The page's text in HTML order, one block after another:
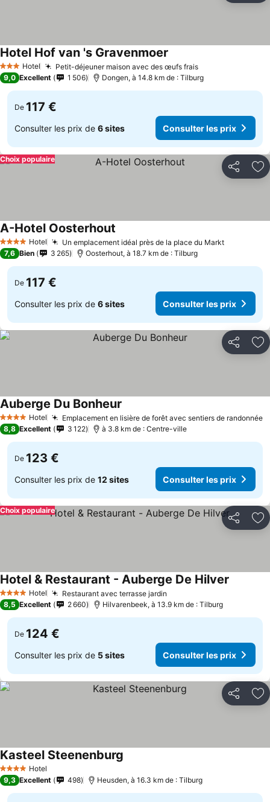
3 ÉtoilesHotel Petit-déjeuner maison avec des œufs frais
Hotel Hof van 's Gravenmoer
9,0 Excellent 1 506 Dongen, à 14.8 km de : Tilburg
De 117 €
Consulter les prix de 6 sites Consulter les prix
Partager
Choix populaire
4 Étoiles Hotel Un emplacement idéal près de la place du Markt
A-Hotel Oosterhout
7,6 Bien 3 265 Oosterhout, à 18.7 km de : Tilburg
De 117 €
Consulter les prix de 6 sites Consulter les prix
Partager
4 Étoiles Hotel Emplacement en lisière de forêt avec sentiers de randonnée
Auberge Du Bonheur
8,8 Excellent 3 122 à 3.8 km de : Centre-ville
De 123 €
Consulter les prix de 12 sites Consulter les prix
Partager
Choix populaire
4 Étoiles Hotel Restaurant avec terrasse jardin
Hotel & Restaurant - Auberge De Hilver
8,5 Excellent 2 660 Hilvarenbeek, à 13.9 km de : Tilburg
De 124 €
Consulter les prix de 5 sites Consulter les prix
Partager
4 Étoiles Hotel
Kasteel Steenenburg
9,3 Excellent 498 Heusden, à 16.3 km de : Tilburg